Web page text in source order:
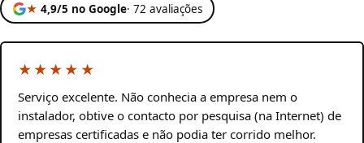
★ 4,9/5 no Google· 72 avaliações
★★★★★
Serviço excelente. Não conhecia a empresa nem o
instalador, obtive o contacto por pesquisa (na Internet) de
empresas certificadas e não podia ter corrido melhor.